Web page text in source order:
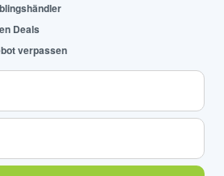
Deals
verpassen